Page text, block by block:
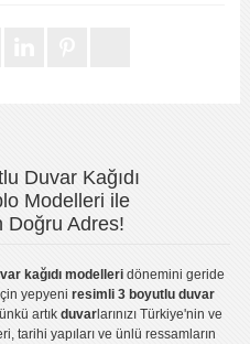
Duvar Kağıdı
Modelleri ile
Doğru Adres!
kağıdı modelleridönemini geride
yepyeniresimli 3 boyutlu duvar
artık duvarlarınızı Türkiye'nin ve
tarihi yapıları ve ünlü ressamların